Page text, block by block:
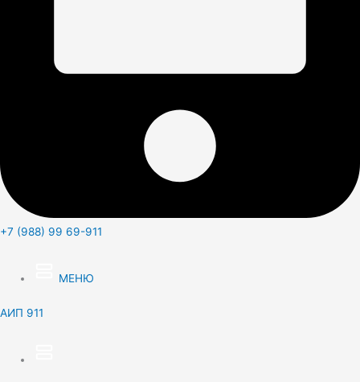
+7 (988) 99 69-911
МЕНЮ
АИП 911